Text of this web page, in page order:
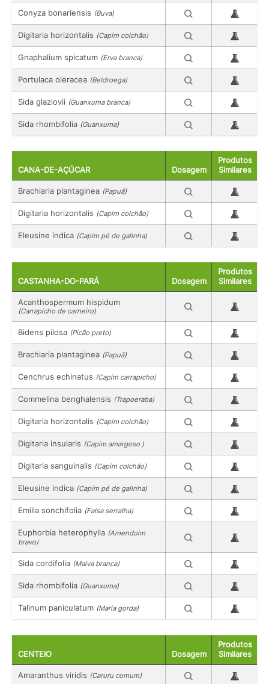
Conyza bonariensis (Buva)
Digitaria horizontalis (Capim colchão)
Gnaphalium spicatum (Erva branca)
Portulaca oleracea (Beldroega)
Sida glaziovii (Guanxuma branca)
Sida rhombifolia (Guanxuma)
CANA-DE-AÇÚCAR Dosagem
Produtos
Similares
Brachiaria plantaginea (Papuã)
Digitaria horizontalis (Capim colchão)
Eleusine indica (Capim pé de galinha)
CASTANHA-DO-PARÁ Dosagem
Produtos
Similares
Acanthospermum hispidum
(Carrapicho de carneiro)
Bidens pilosa (Picão preto)
Brachiaria plantaginea (Papuã)
Cenchrus echinatus (Capim carrapicho)
Commelina benghalensis (Trapoeraba)
Digitaria horizontalis (Capim colchão)
Digitaria insularis (Capim amargoso )
Digitaria sanguinalis (Capim colchão)
Eleusine indica (Capim pé de galinha)
Emilia sonchifolia (Falsa serralha)
Euphorbia heterophylla (Amendoim
bravo)
Sida cordifolia (Malva branca)
Sida rhombifolia (Guanxuma)
Talinum paniculatum (Maria gorda)
CENTEIO Dosagem
Produtos
Similares
Amaranthus viridis (Caruru comum)